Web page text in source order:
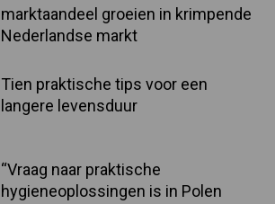
marktaandeel groeien in krimpende
Nederlandse markt
Tien praktische tips voor een
langere levensduur
“Vraag naar praktische
hygieneoplossingen is in Polen